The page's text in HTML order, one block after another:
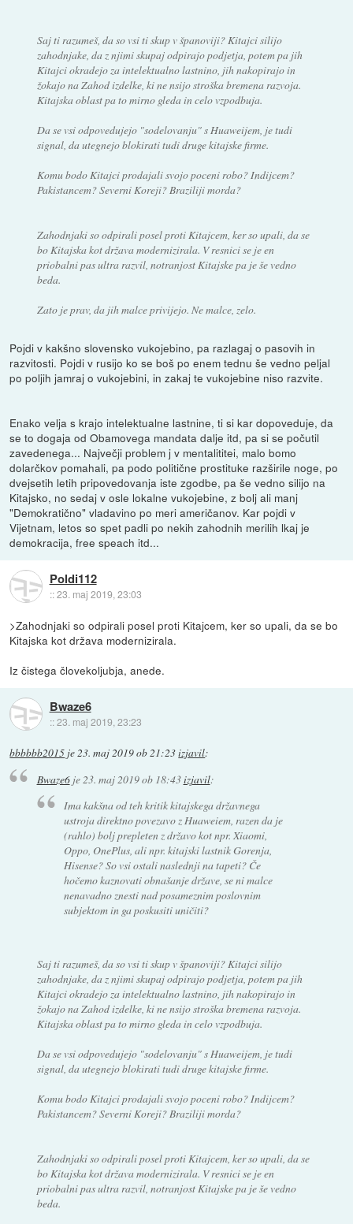
Saj ti razumeš, da so vsi ti skup v španoviji? Kitajci silijo
zahodnjake, da z njimi skupaj odpirajo podjetja, potem pa jih
Kitajci okradejo za intelektualno lastnino, jih nakopirajo in
žokajo na Zahod izdelke, ki ne nsijo stroška bremena razvoja.
Kitajska oblast pa to mirno gleda in celo vzpodbuja.
Da se vsi odpovedujejo "sodelovanju" s Huaweijem, je tudi
signal, da utegnejo blokirati tudi druge kitajske firme.
Komu bodo Kitajci prodajali svojo poceni robo? Indijcem?
Pakistancem? Severni Koreji? Braziliji morda?
Zahodnjaki so odpirali posel proti Kitajcem, ker so upali, da se
bo Kitajska kot država modernizirala. V resnici se je en
priobalni pas ultra razvil, notranjost Kitajske pa je še vedno
beda.
Zato je prav, da jih malce privijejo. Ne malce, zelo.
Pojdi v kakšno slovensko vukojebino, pa razlagaj o pasovih in
razvitosti. Pojdi v rusijo ko se boš po enem tednu še vedno peljal
po poljih jamraj o vukojebini, in zakaj te vukojebine niso razvite.
Enako velja s krajo intelektualne lastnine, ti si kar dopoveduje, da
se to dogaja od Obamovega mandata dalje itd, pa si se počutil
zavedenega... Največji problem j v mentalititei, malo bomo
dolarčkov pomahali, pa podo politične prostituke razširile noge, po
dvejsetih letih pripovedovanja iste zgodbe, pa še vedno silijo na
Kitajsko, no sedaj v osle lokalne vukojebine, z bolj ali manj
"Demokratično" vladavino po meri američanov. Kar pojdi v
Vijetnam, letos so spet padli po nekih zahodnih merilih lkaj je
demokracija, free speach itd...
Poldi112
::23. maj 2019, 23:03
>Zahodnjaki so odpirali posel proti Kitajcem, ker so upali, da se bo
Kitajska kot država modernizirala.
Iz čistega človekoljubja, anede.
Bwaze6
::23. maj 2019, 23:23
bbbbbb2015 je23. maj 2019 ob 21:23izjavil:
Bwaze6je23. maj 2019 ob 18:43izjavil:
Ima kakšna od teh kritik kitajskega državnega
ustroja direktno povezavo z Huaweiem, razen da je
(rahlo) bolj prepleten z državo kot npr. Xiaomi,
Oppo, OnePlus, ali npr. kitajski lastnik Gorenja,
Hisense? So vsi ostali naslednji na tapeti? Če
hočemo kaznovati obnašanje države, se ni malce
nenavadno znesti nad posameznim poslovnim
subjektom in ga poskusiti uničiti?
Saj ti razumeš, da so vsi ti skup v španoviji? Kitajci silijo
zahodnjake, da z njimi skupaj odpirajo podjetja, potem pa jih
Kitajci okradejo za intelektualno lastnino, jih nakopirajo in
žokajo na Zahod izdelke, ki ne nsijo stroška bremena razvoja.
Kitajska oblast pa to mirno gleda in celo vzpodbuja.
Da se vsi odpovedujejo "sodelovanju" s Huaweijem, je tudi
signal, da utegnejo blokirati tudi druge kitajske firme.
Komu bodo Kitajci prodajali svojo poceni robo? Indijcem?
Pakistancem? Severni Koreji? Braziliji morda?
Zahodnjaki so odpirali posel proti Kitajcem, ker so upali, da se
bo Kitajska kot država modernizirala. V resnici se je en
priobalni pas ultra razvil, notranjost Kitajske pa je še vedno
beda.